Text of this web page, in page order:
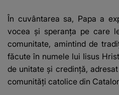
fanilor
În cuvântarea sa, Papa a
vocea și speranța pe care
comunitate, amintind de
făcute în numele lui Iisus
de unitate și credință,
comunități catolice din